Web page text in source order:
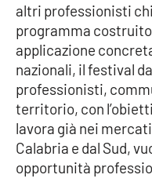
Lamezia Terme
PROGETTI
SPECIALI
Buona Sanità
LA
CALABRIAVISIONE
altri professionisti
programma
applicazione
nazionali, il festival
professionisti,
territorio, con
lavora già nei
Calabria e dal Sud,
opportunità